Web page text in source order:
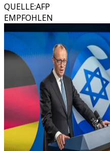
QUELLE:AFP
EMPFOHLEN